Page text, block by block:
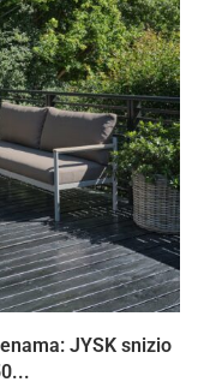
JYSK snizio